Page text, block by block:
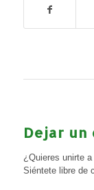
Dejar un
¿Quieres unirte
Siéntete libre de